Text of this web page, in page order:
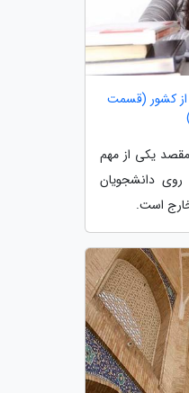
از کشور (قسمت
یکی از مهم
دانشجویان
است.